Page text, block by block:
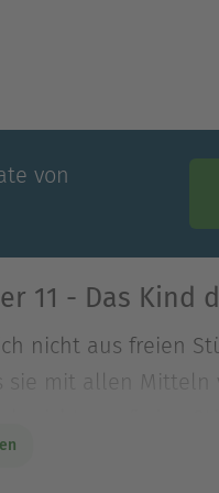
von
11 - Das Kind
nicht aus freien
mit allen Mitteln
mit allen Mitteln